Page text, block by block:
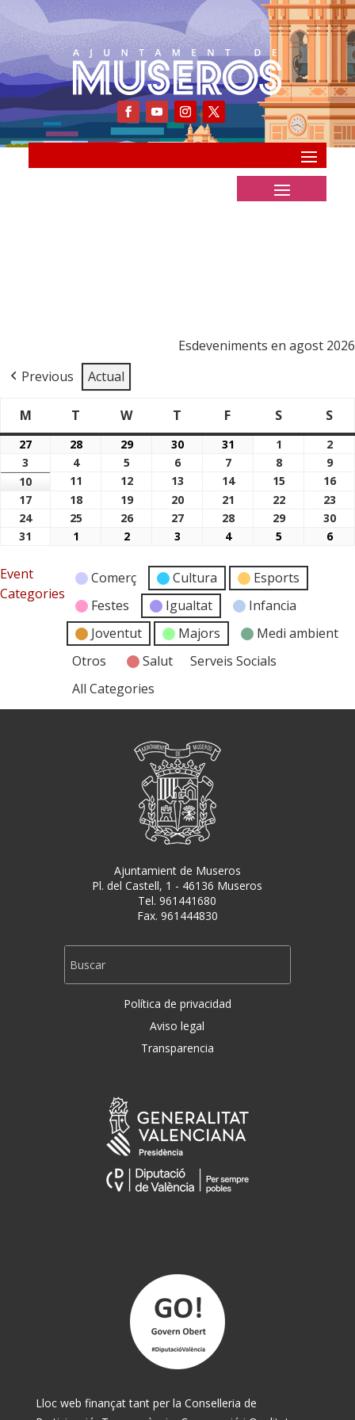
Esdeveniments en agost 2026
Previous
Actual
M
Dilluns
T Dimarts
WDimecres
T F Divendres
S Dissabte
S
27 27/07/2026
28 28/07/2026
2929/07/2026
30 30/07/2026
31 31/07/2026
1 01/08/2026
2
3
03/08/2026
404/08/2026
5 05/08/2026
6 06/08/2026
7 07/08/2026
8 08/08/2026
9
10 10/08/2026
11 11/08/2026
12 12/08/2026
13 13/08/2026
1414/08/2026
15 15/08/2026
16
17 17/08/2026
18 18/08/2026
19 19/08/2026
20 20/08/2026
21 21/08/2026
22 22/08/2026
23
24 24/08/2026
25 25/08/2026
26 26/08/2026
27 27/08/2026
28 28/08/2026
29 29/08/2026
30
31
31/08/2026
1 01/09/2026
2 02/09/2026
3 03/09/2026
404/09/2026
5 05/09/2026
606/
Event
Categories
Comerç Cultura
Esports
Festes
Igualtat
Infancia
Joventut
Majors
Medi ambient
Otros
Salut
Serveis Socials
All Categories
Ajuntamient de Museros
Pl. del Castell, 1 - 46136 Museros
Tel. 961441680
Fax. 961444830
Política de privacidad
Aviso legal
Transparencia
Lloc web finançat tant per la Conselleria de